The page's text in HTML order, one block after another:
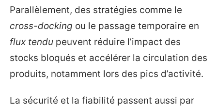
Parallèlement, des stratégies comme le
cross-docking ou le passage temporaire en
flux tendu peuvent réduire l’impact des
stocks bloqués et accélérer la circulation des
produits, notamment lors des pics d’activité.
La sécurité et la fiabilité passent aussi par